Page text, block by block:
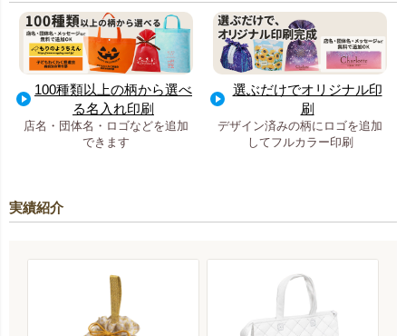
100種類以上の柄から選べ
る名入れ印刷
店名・団体名・ロゴなどを追加
できます
選ぶだけでオリジナル印
刷
デザイン済みの柄にロゴを追加
してフルカラー印刷
実績紹介